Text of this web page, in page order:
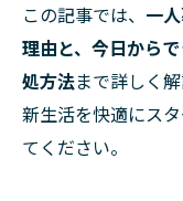
この記事では、 一
理由と、今日から
処方法まで詳しく解
新生活を快適にス
てください。